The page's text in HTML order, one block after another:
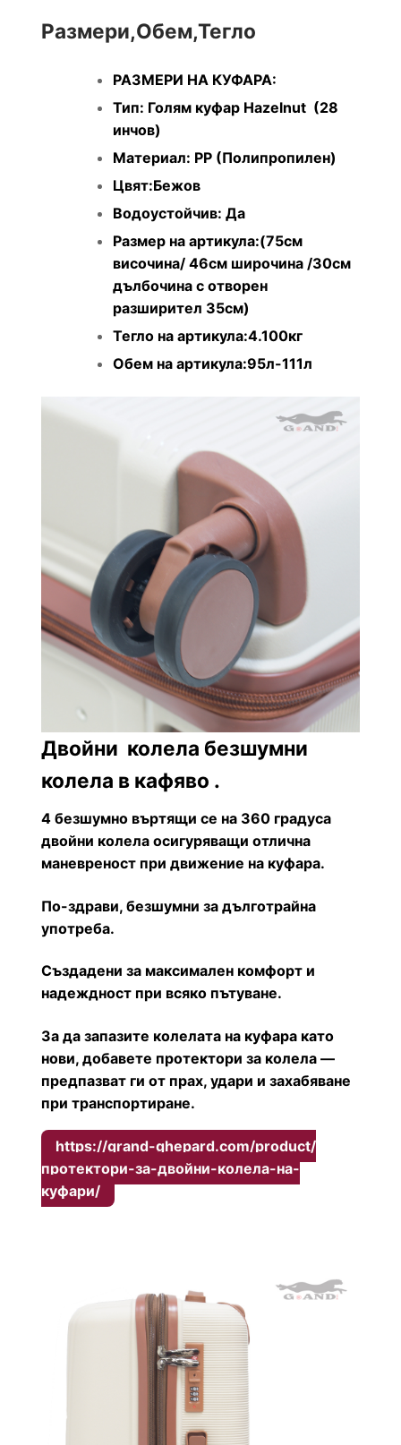
Размери,Обем,Тегло
РАЗМЕРИ НА КУФАРА:
Тип: Голям куфар Hazelnut (28
инчов)
Материал: PP (Полипропилен)
Цвят:Бежов
Водоустойчив: Да
Размер на артикула:(75см
височина/ 46см широчина /30см
дълбочина с отворен
разширител 35см)
Тегло на артикула:4.100кг
Обем на артикула:95л-111л
Двойни колела безшумни
колела в кафяво .
4 безшумно въртящи се на 360 градуса
двойни колела осигуряващи отлична
маневреност при движение на куфара.
По-здрави, безшумни за дълготрайна
употреба.
Създадени за максимален комфорт и
надеждност при всяко пътуване.
За да запазите колелата на куфара като
нови, добавете протектори за колела —
предпазват ги от прах, удари и захабяване
при транспортиране.
https://grand-ghepard.com/product/
протектори-за-двойни-колела-на-
куфари/